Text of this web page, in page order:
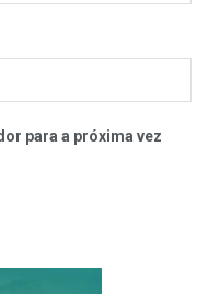
para a próxima vez